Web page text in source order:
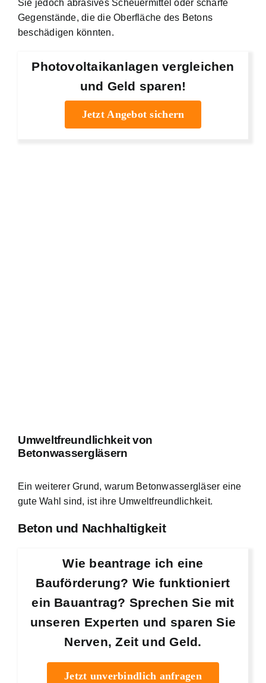
Sie jedoch abrasives Scheuermittel oder scharfe
Gegenstände, die die Oberfläche des Betons
beschädigen könnten.
Photovoltaikanlagen vergleichen
und Geld sparen!
Jetzt Angebot sichern
Umweltfreundlichkeit von
Betonwassergläsern
Ein weiterer Grund, warum Betonwassergläser eine
gute Wahl sind, ist ihre Umweltfreundlichkeit.
Beton und Nachhaltigkeit
Wie beantrage ich eine
Bauförderung? Wie funktioniert
ein Bauantrag? Sprechen Sie mit
unseren Experten und sparen Sie
Nerven, Zeit und Geld.
Jetzt unverbindlich anfragen